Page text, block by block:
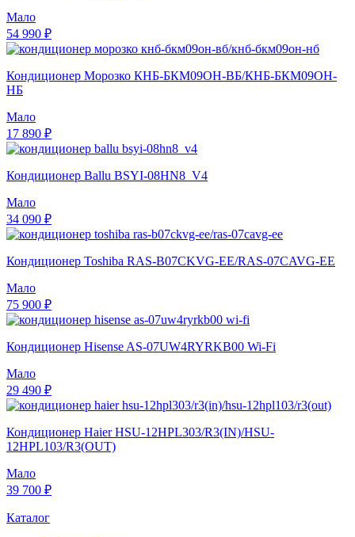
Мало
54 990 ₽
Кондиционер Морозко КНБ-БКМ09ОН-ВБ/КНБ-БКМ09ОН-
НБ
Мало
17 890 ₽
Кондиционер Ballu BSYI-08HN8_V4
Мало
34 090 ₽
Кондиционер Toshiba RAS-B07CKVG-EE/RAS-07CAVG-EE
Мало
75 900 ₽
Кондиционер Hisense AS-07UW4RYRKB00 Wi-Fi
Мало
29 490 ₽
Кондиционер Haier HSU-12HPL303/R3(IN)/HSU-
12HPL103/R3(OUT)
Мало
39 700 ₽
Каталог